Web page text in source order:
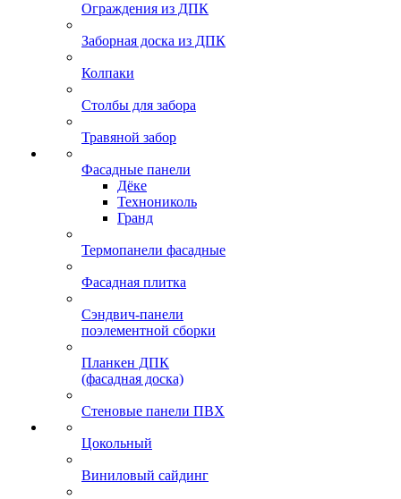
Ограждения из ДПК
Заборная доска из ДПК
Колпаки
Столбы для забора
Травяной забор
Фасадные панели
Дёке
Технониколь
Гранд
Термопанели фасадные
Фасадная плитка
Сэндвич-панели
поэлементной сборки
Планкен ДПК
(фасадная доска)
Стеновые панели ПВХ
Цокольный
Виниловый сайдинг